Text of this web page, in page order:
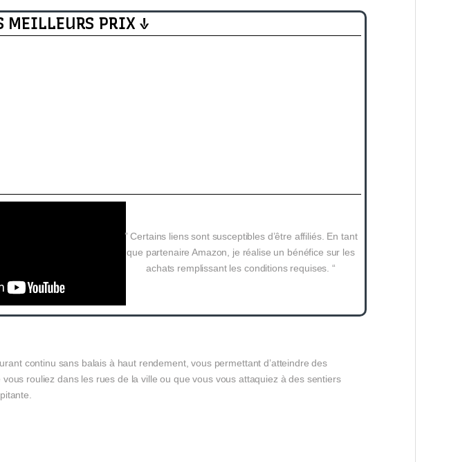
MEILLEURS PRIX ↓
” Certains liens sont susceptibles d’être affiliés. En tant
que partenaire Amazon, je réalise un bénéfice sur les
achats remplissant les conditions requises. “
continu sans balais à haut rendement, vous permettant d’atteindre des
rouliez dans les rues de la ville ou que vous vous attaquiez à des sentiers